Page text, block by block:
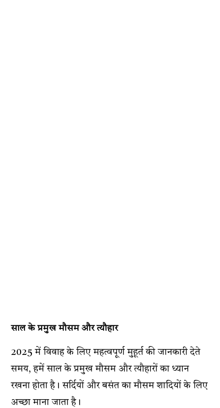
साल के प्रमुख मौसम और त्यौहार
2025 में विवाह के लिए महत्वपूर्ण मुहूर्त की जानकारी देते
समय, हमें साल के प्रमुख मौसम और त्यौहारों का ध्यान
रखना होता है। सर्दियों और बसंत का मौसम शादियों के लिए
अच्छा माना जाता है।